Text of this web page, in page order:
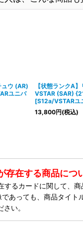
ュウ (AR)
ユニバ
【状態ランクA
VSTAR (SAR)
[S12a/VSTARユ
13,800円(税込)
存在する商品につ
るカードに関して、
あっても、商品タイト
い。